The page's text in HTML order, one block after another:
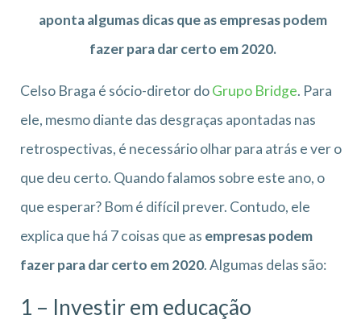
aponta algumas dicas que as empresas podem
fazer para dar certo em 2020.
Celso Braga é sócio-diretor doGrupo Bridge. Para
ele, mesmo diante das desgraças apontadas nas
retrospectivas, é necessário olhar para atrás e ver o
que deu certo. Quando falamos sobre este ano, o
que esperar? Bom é difícil prever. Contudo, ele
explica que há 7 coisas que as empresas podem
fazer para dar certo em 2020. Algumas delas são:
1 – Investir em educação